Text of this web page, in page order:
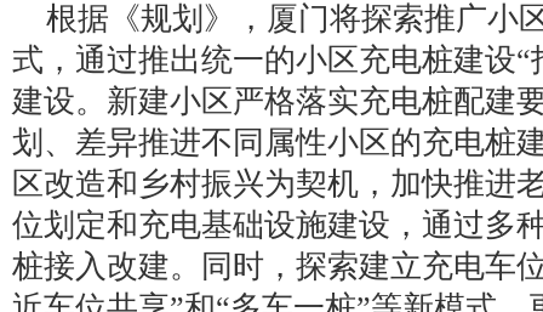
根据《规划》，厦门将探索推广小
式，通过推出统一的小区充电桩建设
建设。新建小区严格落实充电桩配建
划、差异推进不同属性小区的充电桩
区改造和乡村振兴为契机，加快推进
位划定和充电基础设施建设，通过多
桩接入改建。同时，探索建立充电车